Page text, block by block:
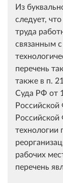
Из
следует,
труда
связанным
перечень
также в п.
Суда РФ от
Российской
Российской
технологии
рабочих
перечень